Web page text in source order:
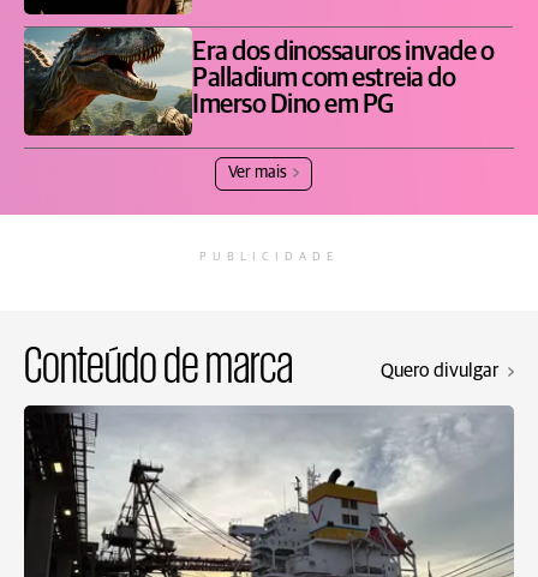
Era dos dinossauros invade o
Palladium com estreia do
Imerso Dino em PG
Ver mais
PUBLICIDADE
Conteúdo de marca Quero divulgar